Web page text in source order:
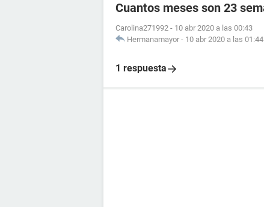
Cuantos meses son 23
Carolina271992 - 10 abr 2020 a las 00:43
Hermanamayor - 10 abr 2020 a las 01:44
1 respuesta